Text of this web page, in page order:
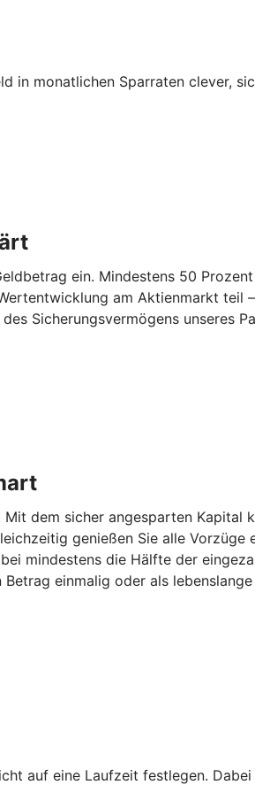
in monatlichen Sparraten clever,
ein. Mindestens 50
am Aktienmarkt teil
Sicherungsvermögens unseres
dem sicher angesparten Kapital
genießen Sie alle Vorzüge
mindestens die Hälfte der
einmalig oder als lebenslange
auf eine Laufzeit festlegen.